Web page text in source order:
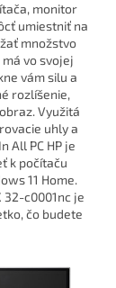
monitor
umiestniť na
množstvo
má vo svojej
vám silu a
rozlíšenie,
Využitá
uhly a
All PC HP je
k počítaču
11 Home.
32-c0001nc je
čo budete